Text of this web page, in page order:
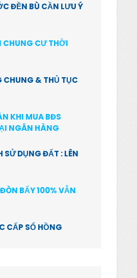
ĐỀN BÙ CẦN LƯU Ý
CHUNG CƯ THỜI
CHUNG & THỦ TỤC
KHI MUA BĐS
NGÂN HÀNG
DỤNG ĐẤT : LÊN
BẨY 100% VẪN
CẤP SỔ HỒNG